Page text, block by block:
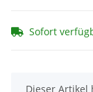
Sofort
x
Dieser Artikel